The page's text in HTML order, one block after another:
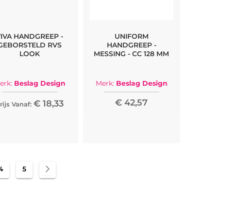
HANDGREEP -
RVS
LOOK
Beslag Design
Vanaf: € 18,33
UNIFORM
HANDGREEP -
MESSING - CC 128 MM
Merk: Beslag Design
€ 42,57
Pagina
5